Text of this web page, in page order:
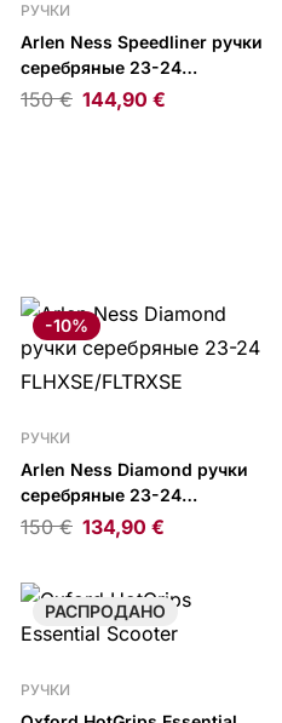
РУЧКИ
Arlen Ness Speedliner ручки
серебряные 23-24
FLHXSE/FLTRXSE
150€ 144,90 €
-10%
РУЧКИ
Arlen Ness Diamond ручки
серебряные 23-24
FLHXSE/FLTRXSE
150€ 134,90 €
РАСПРОДАНО
РУЧКИ